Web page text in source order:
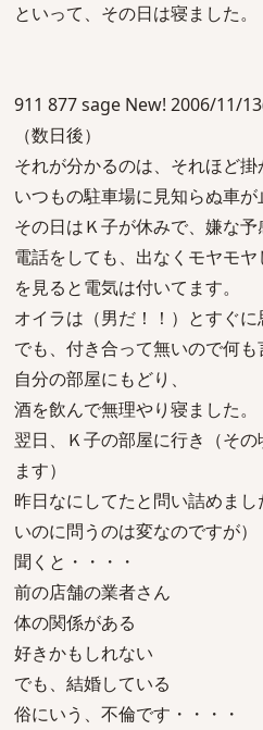
といって、その日は寝ました。
911 877 sage New! 2006/11/
（数日後）
それが分かるのは、それほど掛
いつもの駐車場に見知らぬ車が
その日はＫ子が休みで、嫌な予
電話をしても、出なくモヤモ
を見ると電気は付いてます。
オイラは（男だ！！）とすぐに
でも、付き合って無いので何
自分の部屋にもどり、
酒を飲んで無理やり寝ました。
翌日、Ｋ子の部屋に行き（そ
ます）
昨日なにしてたと問い詰めま
いのに問うのは変なのですが）
聞くと・・・・
前の店舗の業者さん
体の関係がある
好きかもしれない
でも、結婚している
俗にいう、不倫です・・・・